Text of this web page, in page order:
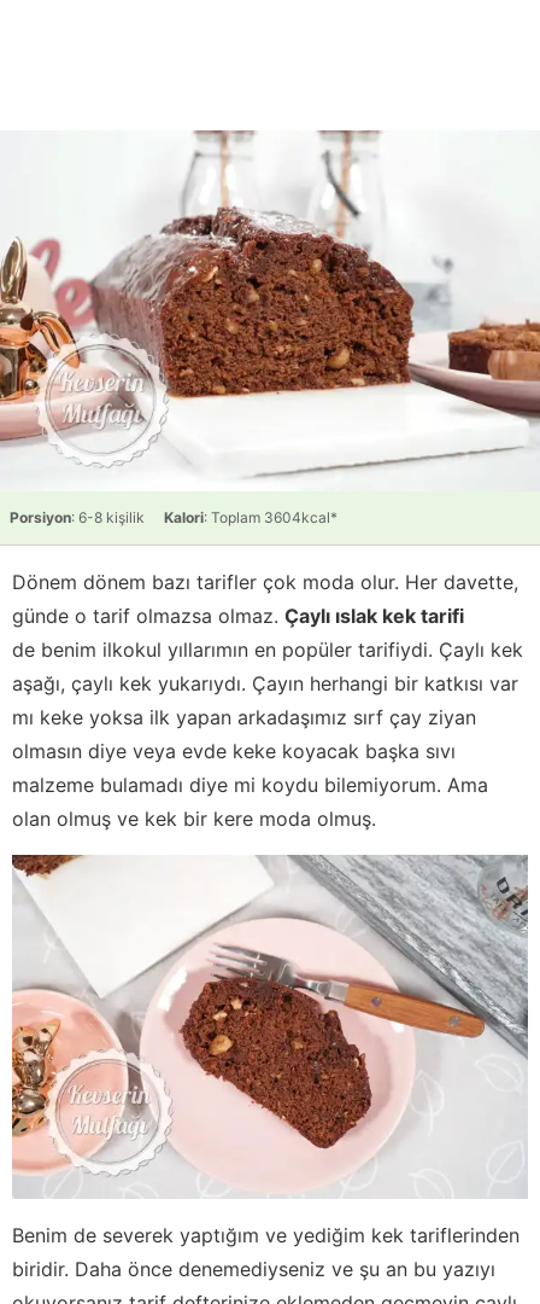
Porsiyon: 6-8 kişilik Kalori: Toplam 3604kcal*
Dönem dönem bazı tarifler çok moda olur. Her davette,
günde o tarif olmazsa olmaz. Çaylı ıslak kek tarifi
de benim ilkokul yıllarımın en popüler tarifiydi. Çaylı kek
aşağı, çaylı kek yukarıydı. Çayın herhangi bir katkısı var
mı keke yoksa ilk yapan arkadaşımız sırf çay ziyan
olmasın diye veya evde keke koyacak başka sıvı
malzeme bulamadı diye mi koydu bilemiyorum. Ama
olan olmuş ve kek bir kere moda olmuş.
Benim de severek yaptığım ve yediğim kek tariflerinden
biridir. Daha önce denemediyseniz ve şu an bu yazıyı